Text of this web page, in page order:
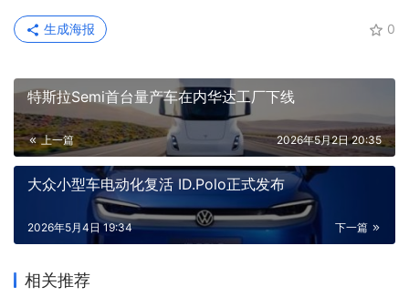
0
生成海报
特斯拉Semi首台量产车在内华达工厂下线
上一篇 2026年5月2日 20:35
大众小型车电动化复活 ID.Polo正式发布
下一篇
2026年5月4日 19:34
相关推荐